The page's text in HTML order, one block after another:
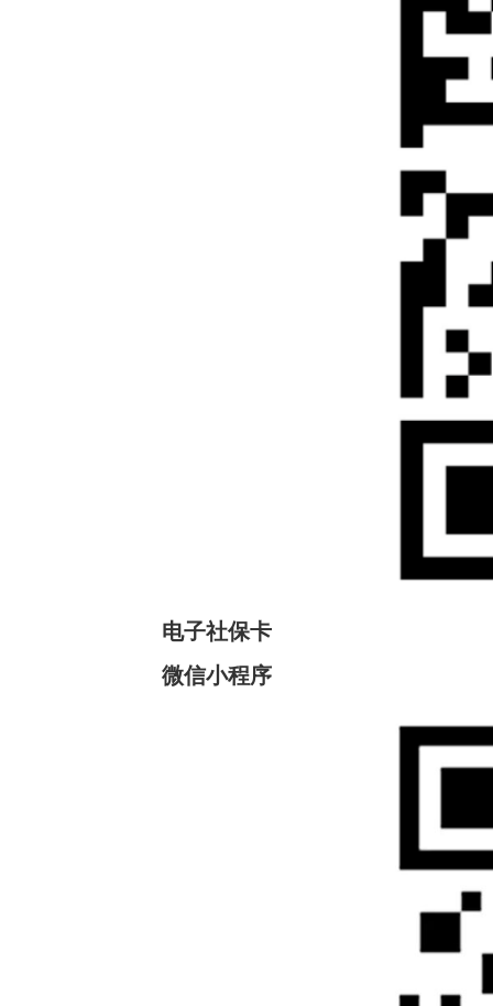
电子社保卡
微信小程序